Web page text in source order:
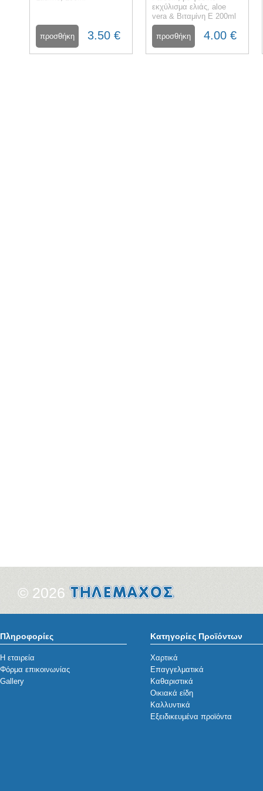
3.50 €
εκχύλισμα ελιάς, aloe
vera & Βιταμίνη Ε 200ml
4.00 €
© 2026
Πληροφορίες
Η εταιρεία
Φόρμα επικοινωνίας
Gallery
Κατηγορίες Προϊόντων
Χαρτικά
Επαγγελματικά
Καθαριστικά
Οικιακά είδη
Καλλυντικά
Εξειδικευμένα προϊόντα